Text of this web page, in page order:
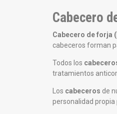
Cabecero
Cabecero de forja
cabeceros forman
Todos los
tratamientos
Los cabeceros de
personalidad propia